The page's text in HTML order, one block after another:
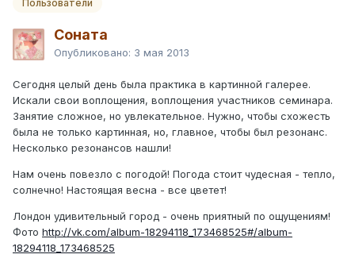
Пользователи
Соната
Опубликовано: 3 мая 2013
Сегодня целый день была практика в картинной галерее.
Искали свои воплощения, воплощения участников семинара.
Занятие сложное, но увлекательное. Нужно, чтобы схожесть
была не только картинная, но, главное, чтобы был резонанс.
Несколько резонансов нашли!
Нам очень повезло с погодой! Погода стоит чудесная - тепло,
солнечно! Настоящая весна - все цветет!
Лондон удивительный город - очень приятный по ощущениям!
Фото http://vk.com/album-18294118_173468525#/album-
18294118_173468525